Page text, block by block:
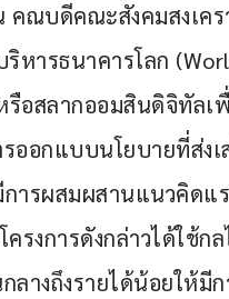
คณบดีคณะสังคมสงเค
หารธนาคารโลก
อสลากออมสินดิจิทัลเ
อกแบบนโยบายที่ส่งเ
ารผสมผสานแนวคิดแ
รงการดังกล่าวได้ใช้ก
างถึงรายได้น้อยให้มี